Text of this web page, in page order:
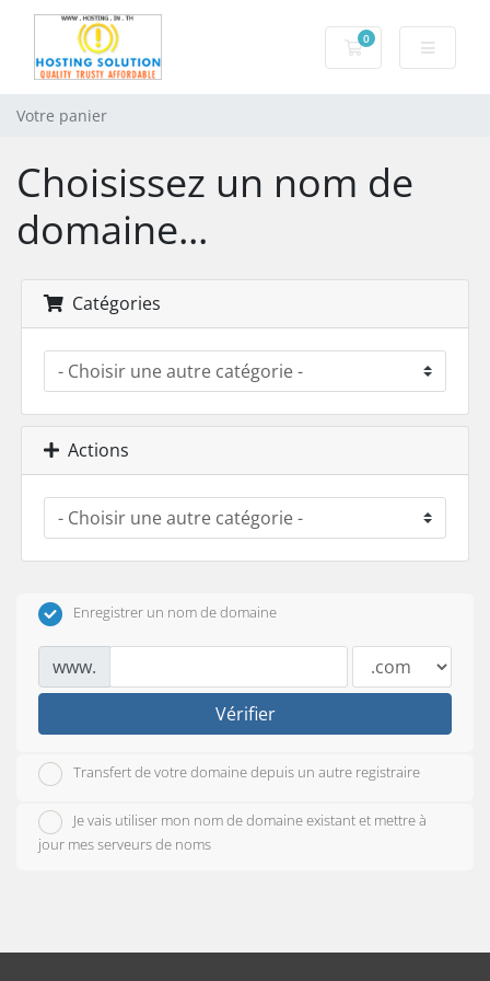
0
Votre panier
Votre panier
Choisissez un nom de
domaine...
Catégories
Actions
Enregistrer un nom de domaine
www.
Vérifier
Transfert de votre domaine depuis un autre registraire
Je vais utiliser mon nom de domaine existant et mettre à
jour mes serveurs de noms